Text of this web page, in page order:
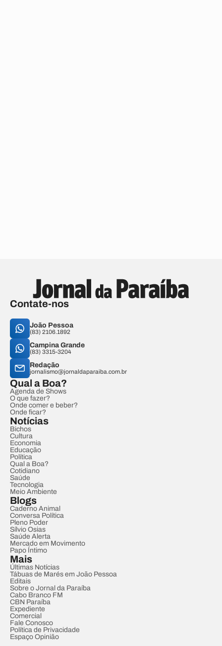
Contate-nos
João Pessoa
(83) 2106.1892
Campina Grande
(83) 3315-3204
Redação
jornalismo@jornaldaparaiba.com.br
Qual a Boa?
Agenda de Shows
O que fazer?
Onde comer e beber?
Onde ficar?
Notícias
Bichos
Cultura
Economia
Educação
Política
Qual a Boa?
Cotidiano
Saúde
Tecnologia
Meio Ambiente
Blogs
Caderno Animal
Conversa Política
Pleno Poder
Sílvio Osias
Saúde Alerta
Mercado em Movimento
Papo Íntimo
Mais
Últimas Notícias
Tábuas de Marés em João Pessoa
Editais
Sobre o Jornal da Paraíba
Cabo Branco FM
CBN Paraíba
Expediente
Comercial
Fale Conosco
Política de Privacidade
Espaço Opinião